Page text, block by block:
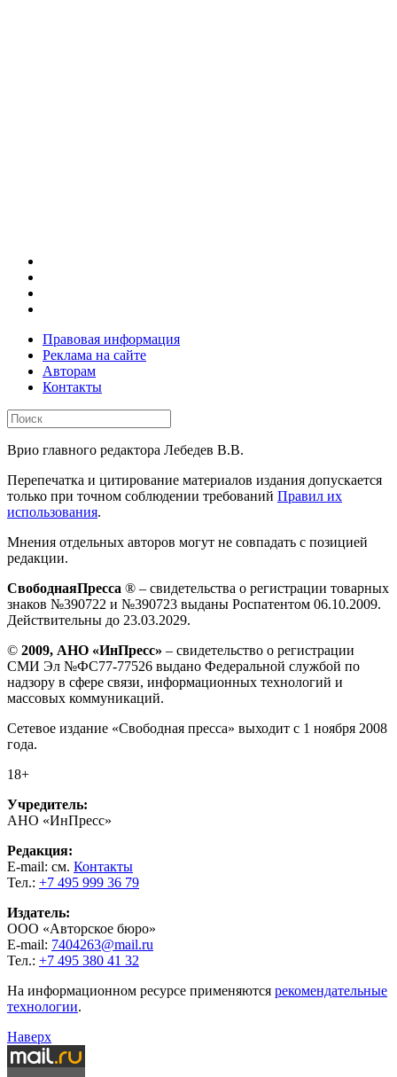
Правовая информация
Реклама на сайте
Авторам
Контакты
Врио главного редактора Лебедев В.В.
Перепечатка и цитирование материалов издания допускается
только при точном соблюдении требований Правил их
использования.
Мнения отдельных авторов могут не совпадать с позицией
редакции.
СвободнаяПресса ® – свидетельства о регистрации товарных
знаков №390722 и №390723 выданы Роспатентом 06.10.2009.
Действительны до 23.03.2029.
© 2009, АНО «ИнПресс» – свидетельство о регистрации
СМИ Эл №ФС77-77526 выдано Федеральной службой по
надзору в сфере связи, информационных технологий и
массовых коммуникаций.
Сетевое издание «Свободная пресса» выходит с 1 ноября 2008
года.
18+
Учредитель:
АНО «ИнПресс»
Редакция:
E-mail: см. Контакты
Тел.: +7 495 999 36 79
Издатель:
ООО «Авторское бюро»
E-mail: 7404263@mail.ru
Тел.: +7 495 380 41 32
На информационном ресурсе применяются рекомендательные
технологии.
Наверх